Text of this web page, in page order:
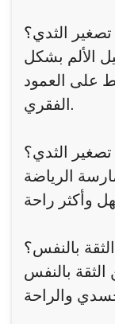
الثدي؟
الألم بشكل
على العمود
الفقري.
الثدي؟
الرياضة
بالنفس؟
الثقة بالنفس